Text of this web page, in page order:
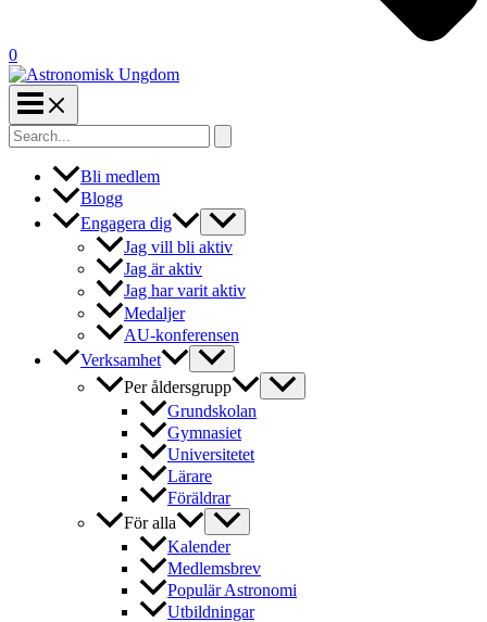
0
Search
for:
Bli medlem
Blogg
Engagera dig
Jag vill bli aktiv
Jag är aktiv
Jag har varit aktiv
Medaljer
AU-konferensen
Verksamhet
Per åldersgrupp
Grundskolan
Gymnasiet
Universitetet
Lärare
Föräldrar
För alla
Kalender
Medlemsbrev
Populär Astronomi
Utbildningar